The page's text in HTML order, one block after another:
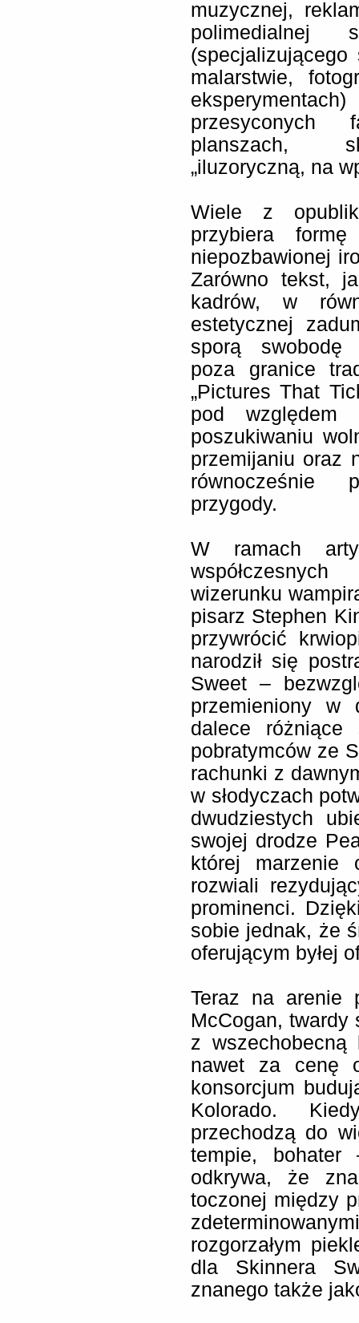
muzycznej,
polimedialnej
malarstwie,
przesyconych
planszach,
„iluzoryczną, na
Wiele z
przybiera
niepozbawionej
Zarówno tekst,
kadrów, w
estetycznej
sporą swobodę
poza granice
„Pictures That
pod względem
poszukiwaniu
przemijaniu oraz
równocześnie
przygody.
W ramach
wizerunku
pisarz Stephen
przywrócić
narodził się
Sweet –
przemieniony w
dalece różniące
pobratymców ze
rachunki z
w słodyczach
dwudziestych
swojej drodze
której marzenie
rozwiali
prominenci.
sobie jednak, że
oferującym byłej
Teraz na arenie
McCogan,
z wszechobecną
nawet za cenę
konsorcjum
Kolorado.
przechodzą do
tempie, bohater
odkrywa, że
toczonej między
rozgorzałym
dla Skinnera
znanego także